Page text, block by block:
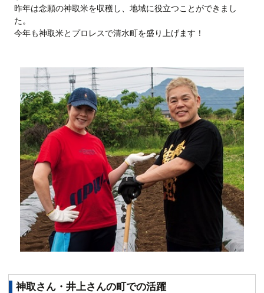
昨年は念願の神取米を収穫し、地域に役立つことができまし
た。
今年も神取米とプロレスで清水町を盛り上げます！
神取さん・井上さんの町での活躍